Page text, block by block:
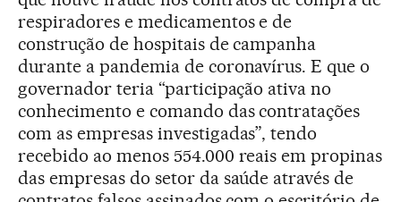
respiradores e medicamentos e de
construção de hospitais de campanha
durante a pandemia de coronavírus. E que o
governador teria “participação ativa no
conhecimento e comando das contratações
com as empresas investigadas”, tendo
recebido ao menos 554.000 reais em propinas
das empresas do setor da saúde através de